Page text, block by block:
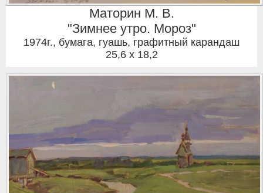
Маторин М. В.
"Зимнее утро. Мороз"
1974г., бумага, гуашь, графитный карандаш
25,6 x 18,2